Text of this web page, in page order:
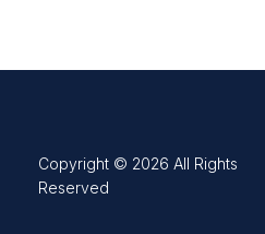
Copyright © 2026 All Rights
Reserved